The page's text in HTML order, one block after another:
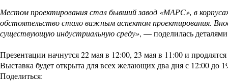
Местом проектирования стал бывший завод «МАРС», в
обстоятельство стало важным аспектом проектирования.
существующую индустриальную среду», — поделилась
Презентации начнутся 22 мая в 12:00, 23 мая в 11:00 и
Выставка будет открыта для всех желающих два дня с 12:00 до
Поделиться: